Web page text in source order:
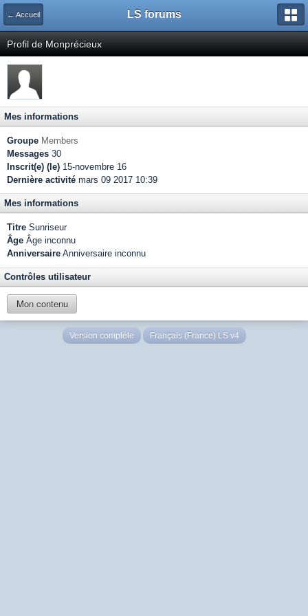
← Accueil LS forums
Profil de Monprécieux
Mes informations
Groupe Members
Messages 30
Inscrit(e) (le) 15-novembre 16
Dernière activité mars 09 2017 10:39
Mes informations
Titre Sunriseur
Âge Âge inconnu
Anniversaire Anniversaire inconnu
Contrôles utilisateur
Mon contenu
Version complète Français (France) LS v4